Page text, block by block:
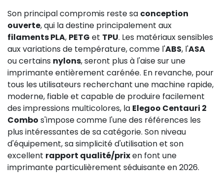
Son principal compromis reste sa conception
ouverte, qui la destine principalement aux
filaments PLA, PETG et TPU. Les matériaux sensibles
aux variations de température, comme l'ABS, l'ASA
ou certains nylons, seront plus à l'aise sur une
imprimante entièrement carénée. En revanche, pour
tous les utilisateurs recherchant une machine rapide,
moderne, fiable et capable de produire facilement
des impressions multicolores, la Elegoo Centauri 2
Combo s'impose comme l'une des références les
plus intéressantes de sa catégorie. Son niveau
d'équipement, sa simplicité d'utilisation et son
excellent rapport qualité/prixen font une
imprimante particulièrement séduisante en 2026.